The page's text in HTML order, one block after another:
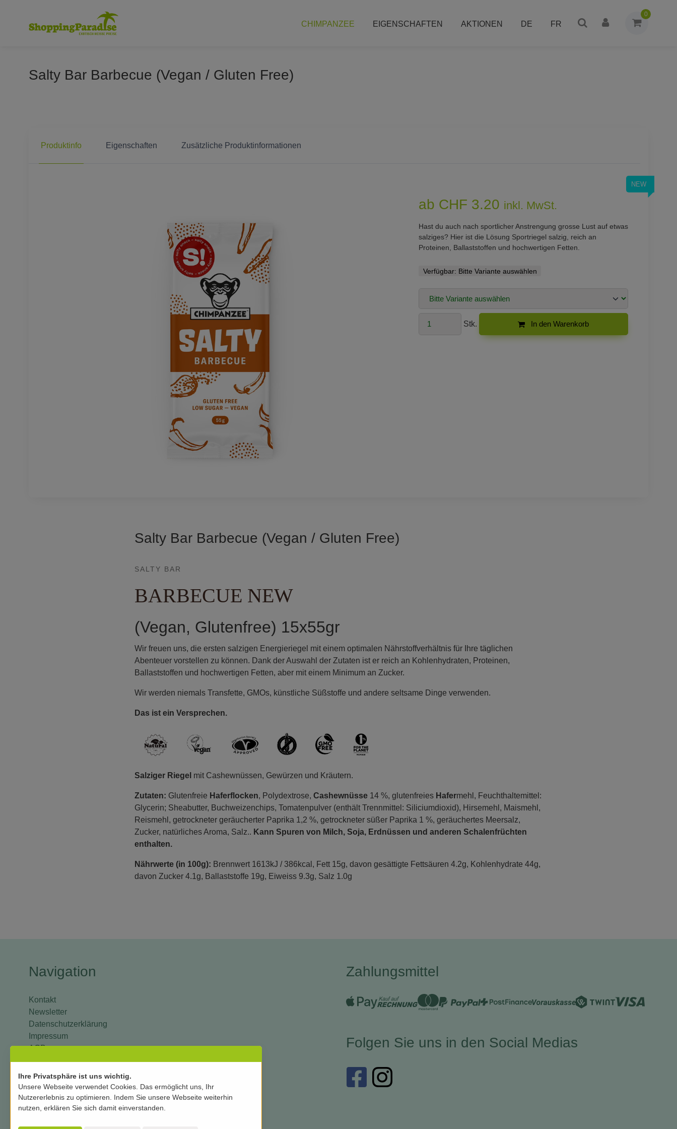
0
CHIMPANZEE EIGENSCHAFTEN AKTIONEN DE FR
Salty Bar Barbecue (Vegan / Gluten Free)
Produktinfo Eigenschaften Zusätzliche Produktinformationen
NEW
ab CHF 3.20 inkl. MwSt.
Hast du auch nach sportlicher Anstrengung grosse Lust auf etwas
salziges? Hier ist die Lösung Sportriegel salzig, reich an
Proteinen, Ballaststoffen und hochwertigen Fetten.
Verfügbar: Bitte Variante auswählen
Stk. In den Warenkorb
Salty Bar Barbecue (Vegan / Gluten Free)
SALTY BAR
BARBECUE NEW
(Vegan, Glutenfree) 15x55gr
Wir freuen uns, die ersten salzigen Energieriegel mit einem optimalen Nährstoffverhältnis für Ihre täglichen
Abenteuer vorstellen zu können. Dank der Auswahl der Zutaten ist er reich an Kohlenhydraten, Proteinen,
Ballaststoffen und hochwertigen Fetten, aber mit einem Minimum an Zucker.
Wir werden niemals Transfette, GMOs, künstliche Süßstoffe und andere seltsame Dinge verwenden.
Das ist ein Versprechen.
Salziger Riegel mit Cashewnüssen, Gewürzen und Kräutern.
Zutaten: Glutenfreie Haferflocken, Polydextrose, Cashewnüsse 14 %, glutenfreies Hafermehl, Feuchthaltemittel:
Glycerin; Sheabutter, Buchweizenchips, Tomatenpulver (enthält Trennmittel: Siliciumdioxid), Hirsemehl, Maismehl,
Reismehl, getrockneter geräucherter Paprika 1,2 %, getrockneter süßer Paprika 1 %, geräuchertes Meersalz,
Zucker, natürliches Aroma, Salz.. Kann Spuren von Milch, Soja, Erdnüssen und anderen Schalenfrüchten
enthalten.
Nährwerte (in 100g): Brennwert 1613kJ / 386kcal, Fett 15g, davon gesättigte Fettsäuren 4.2g, Kohlenhydrate 44g,
davon Zucker 4.1g, Ballaststoffe 19g, Eiweiss 9.3g, Salz 1.0g
Navigation
Kontakt
Newsletter
Datenschutzerklärung
Impressum
AGB
Versand und Zahlung
Mein Konto
Zahlungsmittel
Folgen Sie uns in den Social Medias
Ihre Privatsphäre ist uns wichtig.
Unsere Webseite verwendet Cookies. Das ermöglicht uns, Ihr
Nutzererlebnis zu optimieren. Indem Sie unsere Webseite weiterhin
nutzen, erklären Sie sich damit einverstanden.